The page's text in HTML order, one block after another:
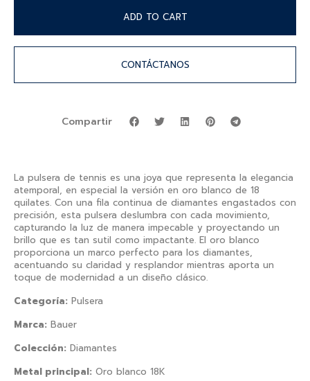
ADD TO CART
CONTÁCTANOS
Compartir
La pulsera de tennis es una joya que representa la elegancia
atemporal, en especial la versión en oro blanco de 18
quilates. Con una fila continua de diamantes engastados con
precisión, esta pulsera deslumbra con cada movimiento,
capturando la luz de manera impecable y proyectando un
brillo que es tan sutil como impactante. El oro blanco
proporciona un marco perfecto para los diamantes,
acentuando su claridad y resplandor mientras aporta un
toque de modernidad a un diseño clásico.
Categoría: Pulsera
Marca: Bauer
Colección: Diamantes
Metal principal: Oro blanco 18K